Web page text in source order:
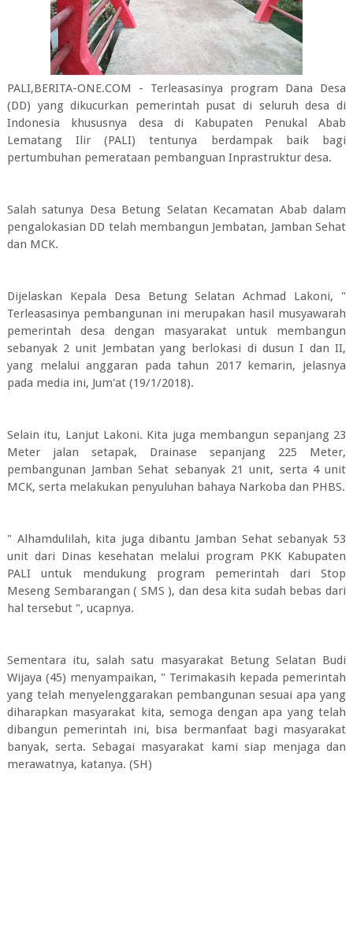
PALI,BERITA-ONE.COM - Terleasasinya program Dana Desa
(DD) yang dikucurkan pemerintah pusat di seluruh desa di
Indonesia khususnya desa di Kabupaten Penukal Abab
Lematang Ilir (PALI) tentunya berdampak baik bagi
pertumbuhan pemerataan pembanguan Inprastruktur desa.
Salah satunya Desa Betung Selatan Kecamatan Abab dalam
pengalokasian DD telah membangun Jembatan, Jamban Sehat
dan MCK.
Dijelaskan Kepala Desa Betung Selatan Achmad Lakoni, "
Terleasasinya pembangunan ini merupakan hasil musyawarah
pemerintah desa dengan masyarakat untuk membangun
sebanyak 2 unit Jembatan yang berlokasi di dusun I dan II,
yang melalui anggaran pada tahun 2017 kemarin, jelasnya
pada media ini, Jum'at (19/1/2018).
Selain itu, Lanjut Lakoni. Kita juga membangun sepanjang 23
Meter jalan setapak, Drainase sepanjang 225 Meter,
pembangunan Jamban Sehat sebanyak 21 unit, serta 4 unit
MCK, serta melakukan penyuluhan bahaya Narkoba dan PHBS.
" Alhamdulilah, kita juga dibantu Jamban Sehat sebanyak 53
unit dari Dinas kesehatan melalui program PKK Kabupaten
PALI untuk mendukung program pemerintah dari Stop
Meseng Sembarangan ( SMS ), dan desa kita sudah bebas dari
hal tersebut ", ucapnya.
Sementara itu, salah satu masyarakat Betung Selatan Budi
Wijaya (45) menyampaikan, " Terimakasih kepada pemerintah
yang telah menyelenggarakan pembangunan sesuai apa yang
diharapkan masyarakat kita, semoga dengan apa yang telah
dibangun pemerintah ini, bisa bermanfaat bagi masyarakat
banyak, serta. Sebagai masyarakat kami siap menjaga dan
merawatnya, katanya. (SH)